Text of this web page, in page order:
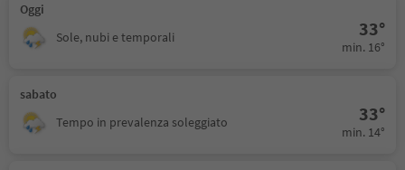
Oggi
Sole, nubi e temporali
33°
min. 16°
sabato
Tempo in prevalenza soleggiato
33°
min. 14°